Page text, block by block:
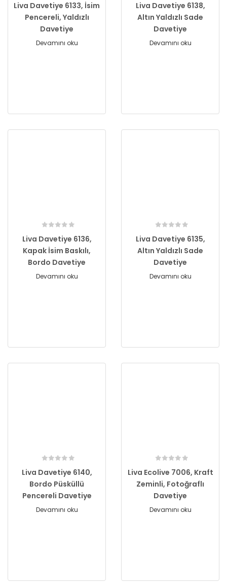
Liva Davetiye 6133, İsim
Pencereli, Yaldızlı
Davetiye
Devamını oku
Liva Davetiye 6138,
Altın Yaldızlı Sade
Davetiye
Devamını oku
Liva Davetiye 6136,
Kapak İsim Baskılı,
Bordo Davetiye
Devamını oku
Liva Davetiye 6135,
Altın Yaldızlı Sade
Davetiye
Devamını oku
Liva Davetiye 6140,
Bordo Püsküllü
Pencereli Davetiye
Devamını oku
Liva Ecolive 7006, Kraft
Zeminli, Fotoğraflı
Davetiye
Devamını oku